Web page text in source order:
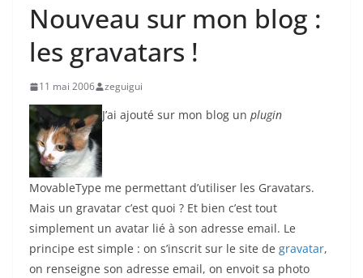
Nouveau sur mon blog :
les gravatars !
11 mai 2006 zeguigui
J’ai ajouté sur mon blog un plugin
MovableType me permettant d’utiliser les Gravatars.
Mais un gravatar c’est quoi ? Et bien c’est tout
simplement un avatar lié à son adresse email. Le
principe est simple : on s’inscrit sur le site de gravatar,
on renseigne son adresse email, on envoit sa photo